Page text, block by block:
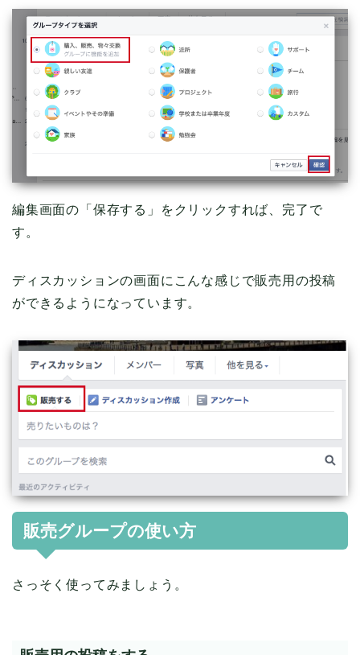
編集画面の「保存する」をクリックすれば、完了で
す。
ディスカッションの画面にこんな感じで販売用の投稿
ができるようになっています。
販売グループの使い方
さっそく使ってみましょう。